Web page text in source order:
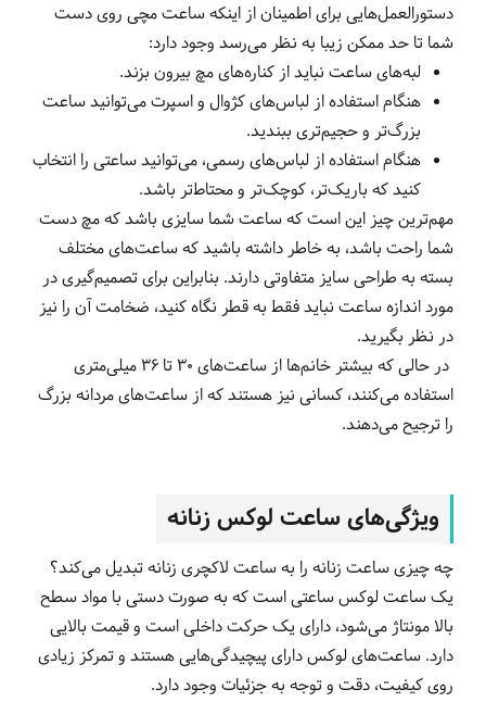
دستورالعمل‌هایی برای اطمینان از اینکه ساعت مچی روی دست
شما تا حد ممکن زیبا به نظر می‌رسد وجود دارد:
لبه‌های ساعت نباید از کناره‌های مچ بیرون بزند.
هنگام استفاده از لباس‌های کژوال و اسپرت می‌توانید ساعت
بزرگ‌تر و حجیم‌تری ببندید.
هنگام استفاده از لباس‌های رسمی، می‌توانید ساعتی را انتخاب
کنید که باریک‌تر، کوچک‌تر و محتاط‌تر باشد.
مهم‌ترین چیز این است که ساعت شما سایزی باشد که مچ دست
شما راحت باشد، به خاطر داشته باشید که ساعت‌های مختلف
بسته به طراحی سایز متفاوتی دارند. بنابراین برای تصمیم‌گیری در
مورد اندازه ساعت نباید فقط به قطر نگاه کنید، ضخامت آن را نیز
در نظر بگیرید.
در حالی که بیشتر خانم‌ها از ساعت‌های 30 تا 36 میلی‌متری
استفاده می‌کنند، کسانی نیز هستند که از ساعت‌های مردانه بزرگ
را ترجیح می‌دهند.
ویژگی‌های ساعت لوکس زنانه
چه چیزی ساعت زنانه را به ساعت لاکچری زنانه تبدیل می‌کند؟
یک ساعت لوکس ساعتی است که به صورت دستی با مواد سطح
بالا مونتاژ می‌شود، دارای یک حرکت داخلی است و قیمت بالایی
دارد. ساعت‌های لوکس دارای پیچیدگی‌هایی هستند و تمرکز زیادی
روی کیفیت، دقت و توجه به جزئیات وجود دارد.